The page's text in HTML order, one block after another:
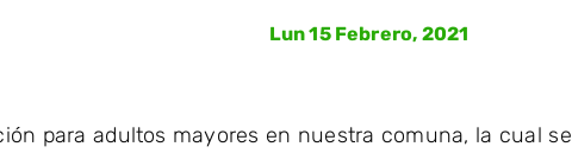
Lun 15 Febrero, 2021
para adultos mayores en nuestra comuna, la cual se